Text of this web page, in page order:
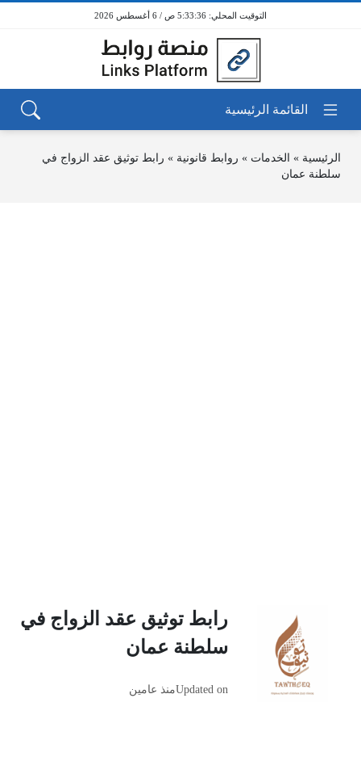
5:33:36 ص / 6 أغسطس 2026
الرئيسية » الخدمات » روابط قانونية » رابط توثيق عقد الزواج في
سلطنة عمان
رابط توثيق عقد الزواج في
سلطنة عمان
Updated onمنذ عامين